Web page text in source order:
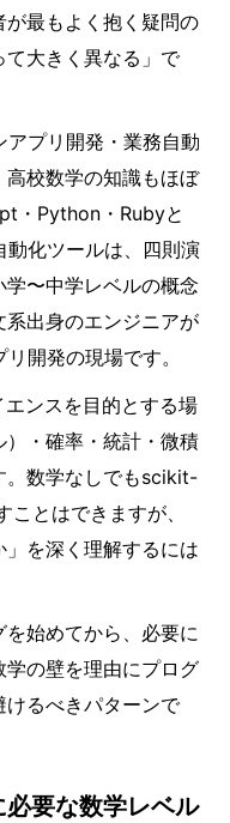
が最もよく抱く疑問の
大きく異なる」で
プリ開発・業務自動
校数学の知識もほぼ
・Python・Rubyと
動化ツールは、四則演
〜中学レベルの概念
出身のエンジニアが
開発の現場です。
ンスを目的とする場
・確率・統計・微積
。数学なしでもscikit-
とはできますが、
」を深く理解するには
始めてから、必要に
の壁を理由にプログ
けるべきパターンで
要な数学レベル